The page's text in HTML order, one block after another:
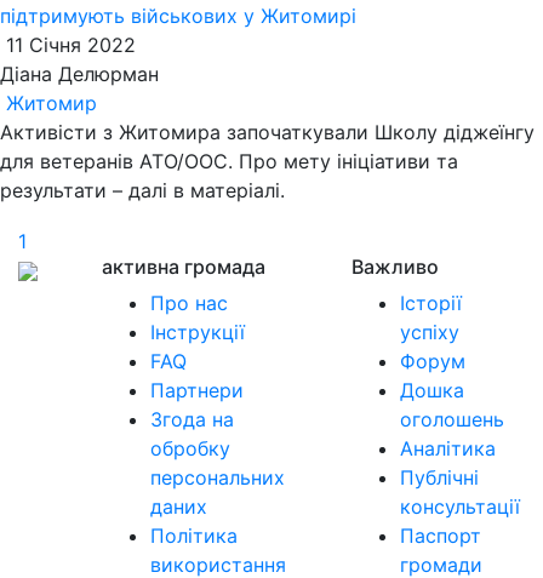
підтримують військових у Житомирі
11 Січня 2022
Діана Делюрман
Житомир
Активісти з Житомира започаткували Школу діджеїнгу
для ветеранів АТО/ООС. Про мету ініціативи та
результати – далі в матеріалі.
1
активна громада
Про нас
Інструкції
FAQ
Партнери
Згода на
обробку
персональних
даних
Політика
використання
Важливо
Історії
успіху
Форум
Дошка
оголошень
Аналітика
Публічні
консультації
Паспорт
громади